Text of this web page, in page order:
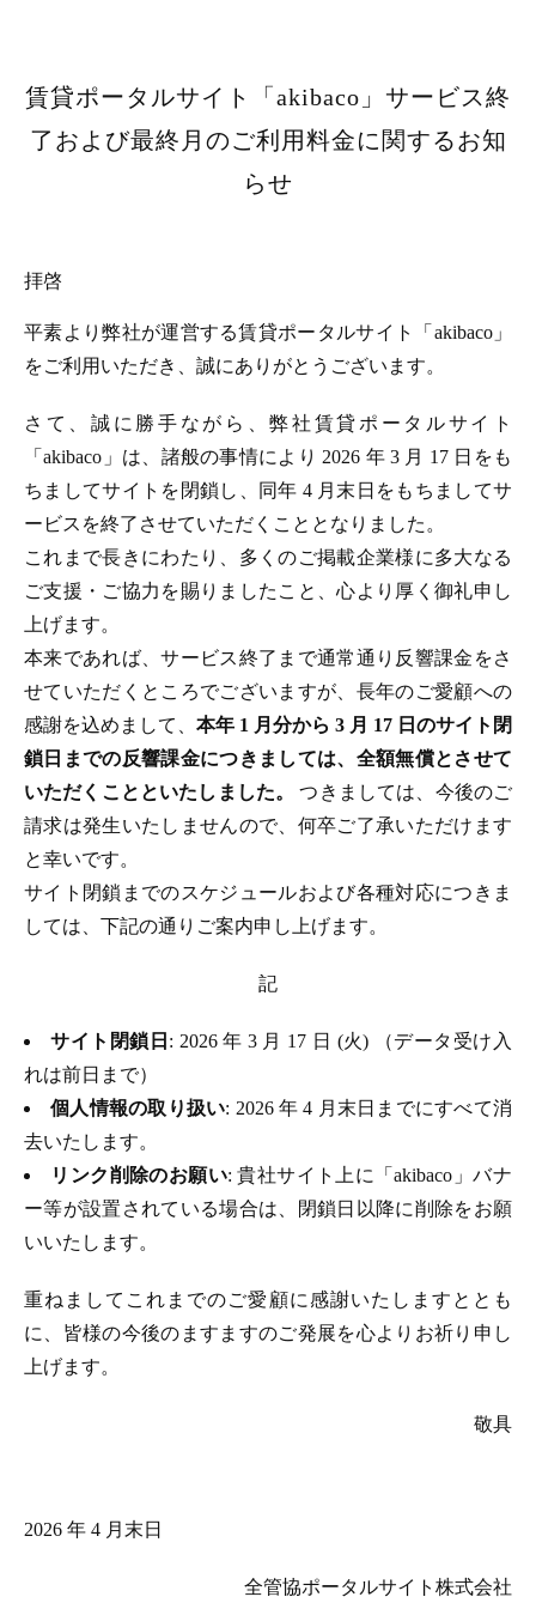
賃貸ポータルサイト「akibaco」サービス終
了および最終月のご利用料金に関するお知
らせ
拝啓
平素より弊社が運営する賃貸ポータルサイト「akibaco」
をご利用いただき、誠にありがとうございます。
さて、誠に勝手ながら、弊社賃貸ポータルサイト
「akibaco」は、諸般の事情により 2026 年 3 月 17 日をも
ちましてサイトを閉鎖し、同年 4 月末日をもちましてサ
ービスを終了させていただくこととなりました。
これまで長きにわたり、多くのご掲載企業様に多大なる
ご支援・ご協力を賜りましたこと、心より厚く御礼申し
上げます。
本来であれば、サービス終了まで通常通り反響課金をさ
せていただくところでございますが、長年のご愛顧への
感謝を込めまして、 本年 1 月分から 3 月 17 日のサイト閉
鎖日までの反響課金につきましては、全額無償とさせて
いただくことといたしました。つきましては、今後のご
請求は発生いたしませんので、何卒ご了承いただけます
と幸いです。
サイト閉鎖までのスケジュールおよび各種対応につきま
しては、下記の通りご案内申し上げます。
記
サイト閉鎖日 : 2026 年 3 月 17 日 (火) （データ受け入
れは前日まで）
個人情報の取り扱い: 2026 年 4 月末日までにすべて消
去いたします。
リンク削除のお願い: 貴社サイト上に「akibaco」バナ
ー等が設置されている場合は、閉鎖日以降に削除をお願
いいたします。
重ねましてこれまでのご愛顧に感謝いたしますととも
に、皆様の今後のますますのご発展を心よりお祈り申し
上げます。
敬具
2026 年 4 月末日
全管協ポータルサイト株式会社